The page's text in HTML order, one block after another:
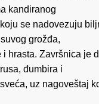
kandiranog
se nadovezuju
grožđa,
i hrasta. Završnica je
đumbira i
uz nagoveštaj